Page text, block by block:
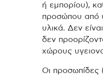
ή εμπορίου),
προσώπου από
υλικά. Δεν
δεν
χώρους
Οι προσωπίδες